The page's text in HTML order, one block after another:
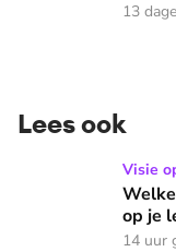
13
Lees ook
Welke ‘kleine’
Visie
op je
14 uur